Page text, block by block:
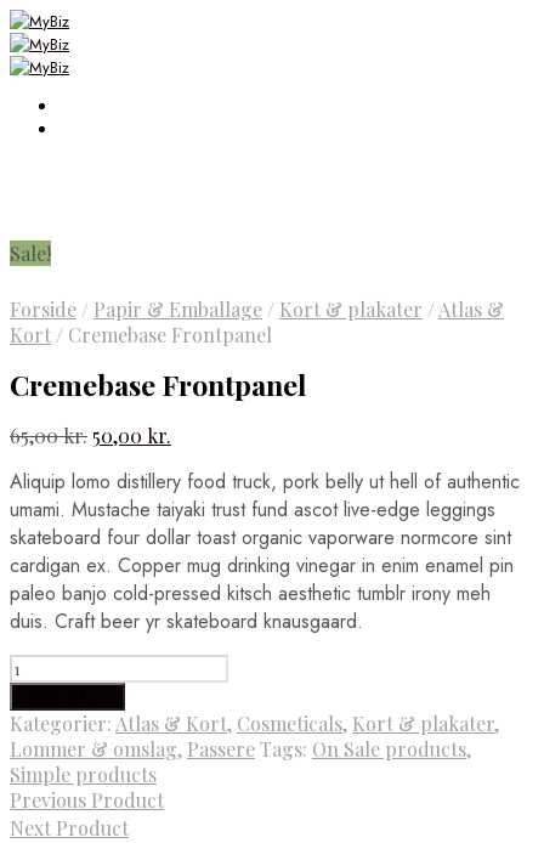
Sale!
Forside / Papir & Emballage / Kort & plakater / Atlas &
Kort / Cremebase Frontpanel
Cremebase Frontpanel
65,00kr. Den
pris
var:
65,00 kr..
50,00 kr.
pris
er:
50,00 kr..
Aliquip lomo distillery food truck, pork belly ut hell of authentic
umami. Mustache taiyaki trust fund ascot live-edge leggings
skateboard four dollar toast organic vaporware normcore sint
cardigan ex. Copper mug drinking vinegar in enim enamel pin
paleo banjo cold-pressed kitsch aesthetic tumblr irony meh
duis. Craft beer yr skateboard knausgaard.
Cremebase
Frontpanel
antal
Kategorier:Atlas & Kort, Cosmeticals, Kort & plakater,
Lommer & omslag, PassereTags: On Sale products,
Simple products
Previous Product
Next Product